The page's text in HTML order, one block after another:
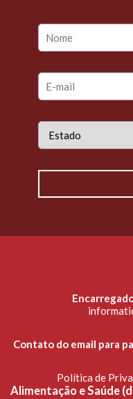
Contato do email para
Política de
Alimentação e Saúde